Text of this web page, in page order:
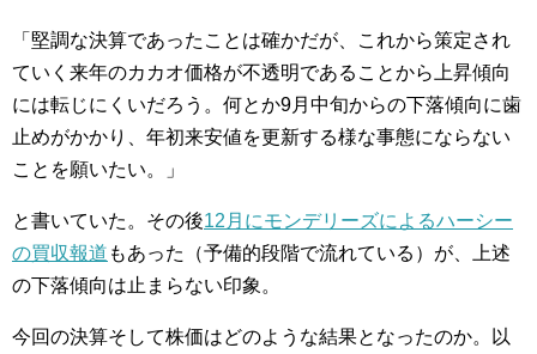
「堅調な決算であったことは確かだが、これから策定され
ていく来年のカカオ価格が不透明であることから上昇傾向
には転じにくいだろう。何とか9月中旬からの下落傾向に歯
止めがかかり、年初来安値を更新する様な事態にならない
ことを願いたい。」
と書いていた。その後12月にモンデリーズによるハーシー
の買収報道 もあった（予備的段階で流れている）が、上述
の下落傾向は止まらない印象。
今回の決算そして株価はどのような結果となったのか。以